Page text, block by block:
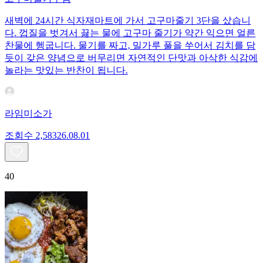
새벽에 24시간 식자재마트에 가서 고구마줄기 3단을 샀습니
다. 껍질을 벗겨서 끓는 물에 고구마 줄기가 약간 익으면 얼른
찬물에 헹굽니다. 물기를 짜고, 밀가루 풀을 쑤어서 김치를 담
듯이 갖은 양념으로 버무리면 자연적인 단맛과 아삭한 식감에
놀라는 맛있는 반찬이 됩니다.
라임미소가
조회수 2,58326.08.01
40